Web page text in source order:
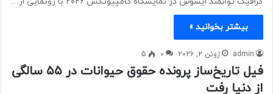
بیشتر بخوانید »
admin ژوئن 2, 2026 0
5
فیل تاریخ‌ساز پرونده حقوق حیوانات در ۵۵ سالگی
از دنیا رفت